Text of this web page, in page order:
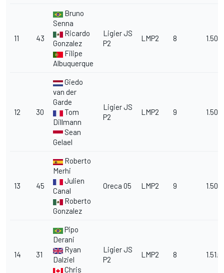
11 43
Bruno
Senna
Ricardo
Gonzalez
Filipe
Albuquerque
Ligier JS
P2
LMP2 8
12 30
Giedo
van der
Garde
Tom
Dillmann
Sean
Gelael
Ligier JS
P2
LMP2 9
13 45
Roberto
Merhi
Julien
Canal
Roberto
Gonzalez
Oreca 05 LMP2 9
14 31
Pipo
Derani
Ryan
Dalziel
Chris
Ligier JS
P2
LMP2 8